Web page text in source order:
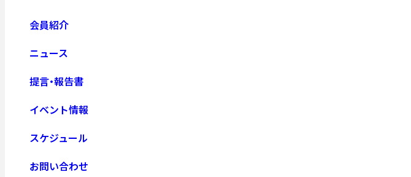
会員紹介
ニュース
提言・報告書
イベント情報
スケジュール
お問い合わせ